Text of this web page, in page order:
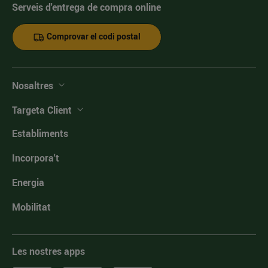
Serveis d'entrega de compra online
Comprovar el codi postal
Nosaltres
Targeta Client
Establiments
Incorpora't
Energia
Mobilitat
Les nostres apps